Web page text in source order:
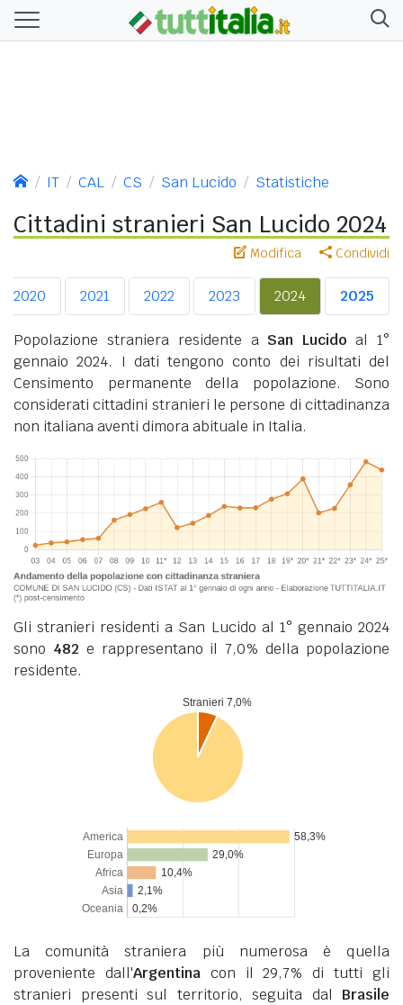
IT CAL CS San Lucido Statistiche
Cittadini stranieri San Lucido 2024
Modifica Condividi
2020 2021 2022 2023 2024 2025
Popolazione straniera residente a San Lucido al 1°
gennaio 2024. I dati tengono conto dei risultati del
Censimento permanente della popolazione. Sono
considerati cittadini stranieri le persone di cittadinanza
non italiana aventi dimora abituale in Italia.
Gli stranieri residenti a San Lucido al 1° gennaio 2024
sono 482 e rappresentano il 7,0% della popolazione
residente.
La comunità straniera più numerosa è quella
proveniente dall'Argentinacon il 29,7% di tutti gli
stranieri presenti sul territorio, seguita dal Brasile